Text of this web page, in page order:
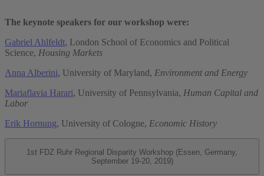
The keynote speakers for our workshop were:
Gabriel Ahlfeldt, London School of Economics and Political
Science, Housing Markets
Anna Alberini, University of Maryland, Environment and Energy
Mariaflavia Harari, University of Pennsylvania, Human Capital and
Labor
Erik Hornung, University of Cologne, Economic History
1st FDZ Ruhr Regional Disparity Workshop (Essen, Germany,
September 19-20, 2019)